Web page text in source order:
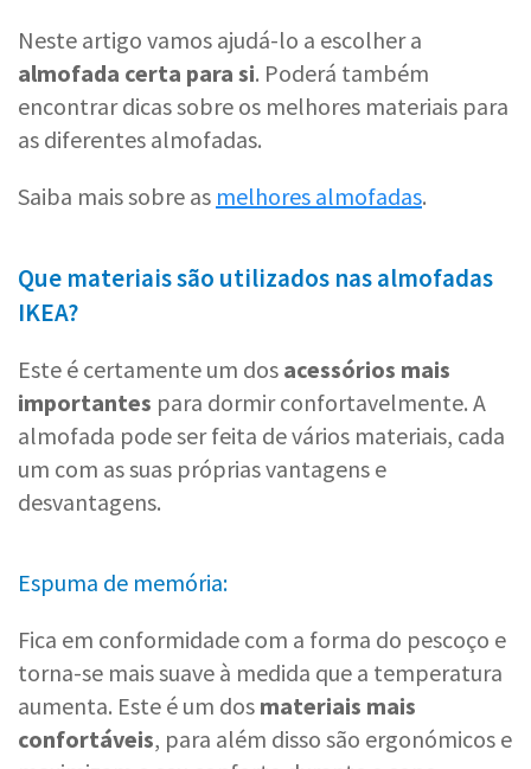
Neste artigo vamos ajudá-lo a escolher a
almofada certa para si. Poderá também
encontrar dicas sobre os melhores materiais para
as diferentes almofadas.
Saiba mais sobre as melhores almofadas.
Que materiais são utilizados nas almofadas
IKEA?
Este é certamente um dos acessórios mais
importantes para dormir confortavelmente. A
almofada pode ser feita de vários materiais, cada
um com as suas próprias vantagens e
desvantagens.
Espuma de memória:
Fica em conformidade com a forma do pescoço e
torna-se mais suave à medida que a temperatura
aumenta. Este é um dos materiais mais
confortáveis, para além disso são ergonómicos e